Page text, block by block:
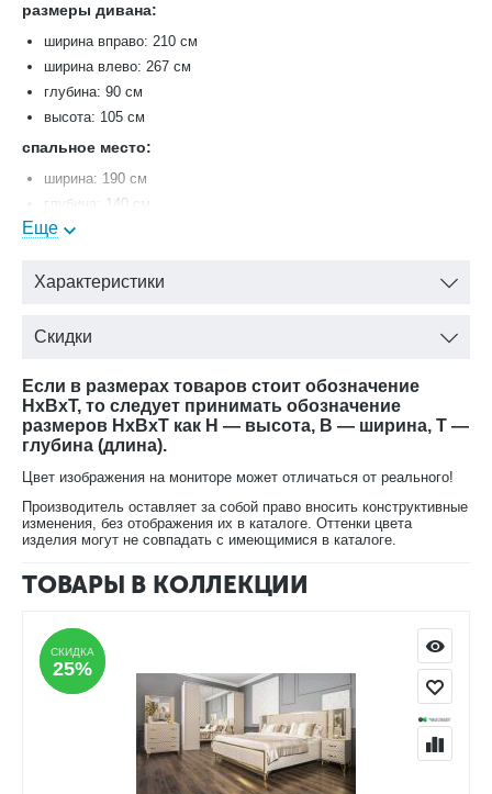
размеры дивана:
ширина вправо: 210 см
ширина влево: 267 см
глубина: 90 см
высота: 105 см
спальное место:
ширина: 190 см
глубина: 140 см
Мягкая мебель «Лара» имеет множество преимуществ — от
службы.
накладки доставят эстетическое наслаждение своим
визуально увеличить пространство спальни, подчеркнуть
важные детали, добавив в пространство легкости и света.
Еще
Характеристики
Скидки
Если в размерах товаров стоит обозначение
HxBxT, то следует принимать обозначение
размеров HxBxT как H — высота, B — ширина, T —
глубина (длина).
Цвет изображения на мониторе может отличаться от реального!
Производитель оставляет за собой право вносить конструктивные
изменения, без отображения их в каталоге. Оттенки цвета
изделия могут не совпадать с имеющимися в каталоге.
ТОВАРЫ В КОЛЛЕКЦИИ
СКИДКА
25%
СКИДКА
25%